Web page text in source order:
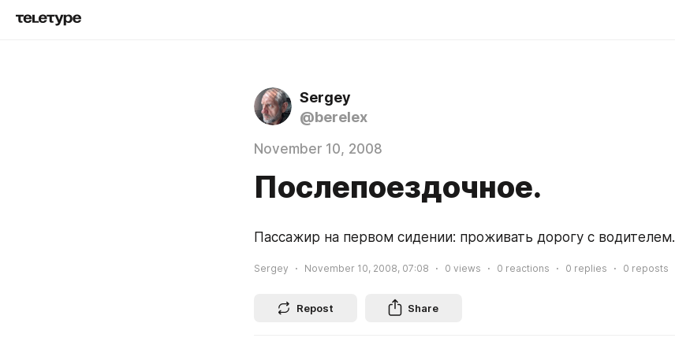
Sergey
@berelex
November 10, 2008
Послепоездочное.
Пассажир на первом сидении: проживать дорогу с водителем.
Sergey November 10, 2008, 07:08 0 views 0 reactions 0 replies 0 reposts
Repost Share